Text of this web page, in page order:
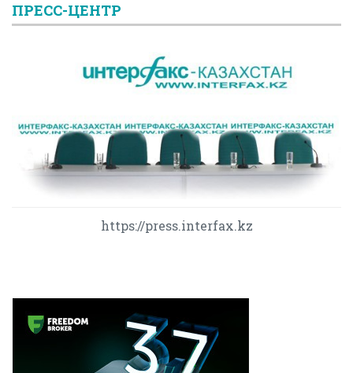
ПРЕСС-ЦЕНТР
https://press.interfax.kz